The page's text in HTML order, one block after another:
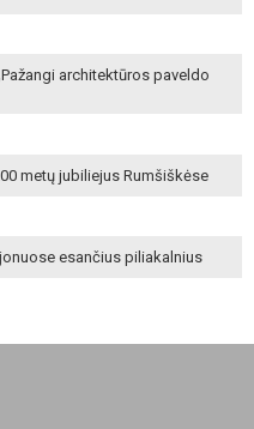
architektūros paveldo
metų jubiliejus Rumšiškėse
esančius piliakalnius